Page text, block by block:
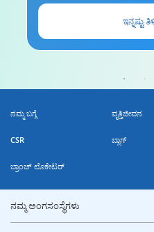
ಇನ್ನಷ್ಟು
ನಮ್ಮ ಬಗ್ಗೆ ವೃತ್ತಿಜೀವನ
CSR ಬ್ಲಾಗ್
ಬ್ರಾಂಚ್ ಲೊಕೇಟರ್
ನಮ್ಮ ಅಂಗಸಂಸ್ಥೆಗಳು